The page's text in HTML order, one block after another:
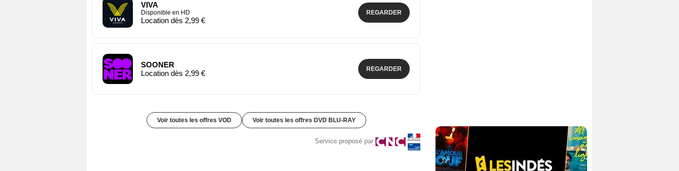
VIVA
Disponible en HD
Location dès 2,99 €
REGARDER
SOONER
Location dès 2,99 €
REGARDER
Voir toutes les offres VOD Voir toutes les offres DVD BLU-RAY
Service proposé par